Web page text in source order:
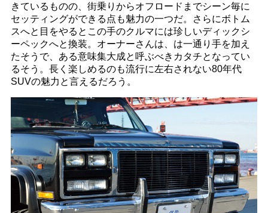
きているものの、街乗りからオフロードまでシーン毎に
セッティングができる点も魅力の一つだ。さらにボトム
スへと目をやるとこの手のクルマには珍しいディックシ
ーペックへと換装。オーナーさんは、は一通り手を加え
たそうで、ある意味集大成と呼ぶべきカタチとなってい
るそう。長く楽しめるのも流行に左右されない80年代
SUVの魅力と言えるだろう。